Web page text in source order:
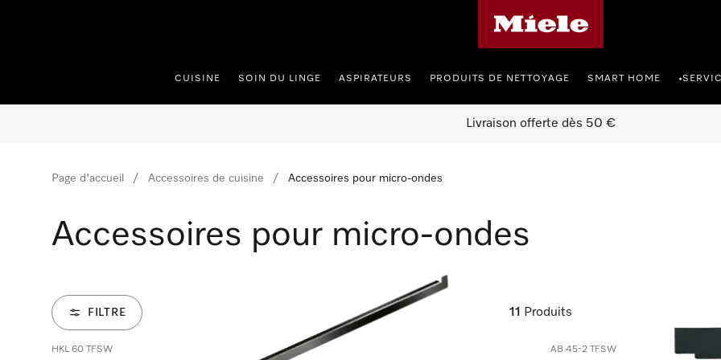
CUISINE SOIN DU LINGE ASPIRATEURS PRODUITS DE NETTOYAGE SMART HOME •
Livraison offerte dès 50 €
Page d'accueil Accessoires de cuisine Accessoires pour micro-ondes
Accessoires pour micro-ondes
FILTRE 11 Produits
HKL 60 TFSW AB 45-2 TFSW